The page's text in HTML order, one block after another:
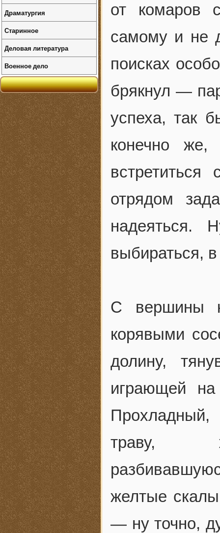
от комаров
самому и не
поисках
брякнул —
успеха, так
конечно
отрядом
выбираться,
С вершины
корявыми
долину,
играющей
траву,
желтые
— ну точно,
Драматургия
Старинное
Деловая литература
Военное дело